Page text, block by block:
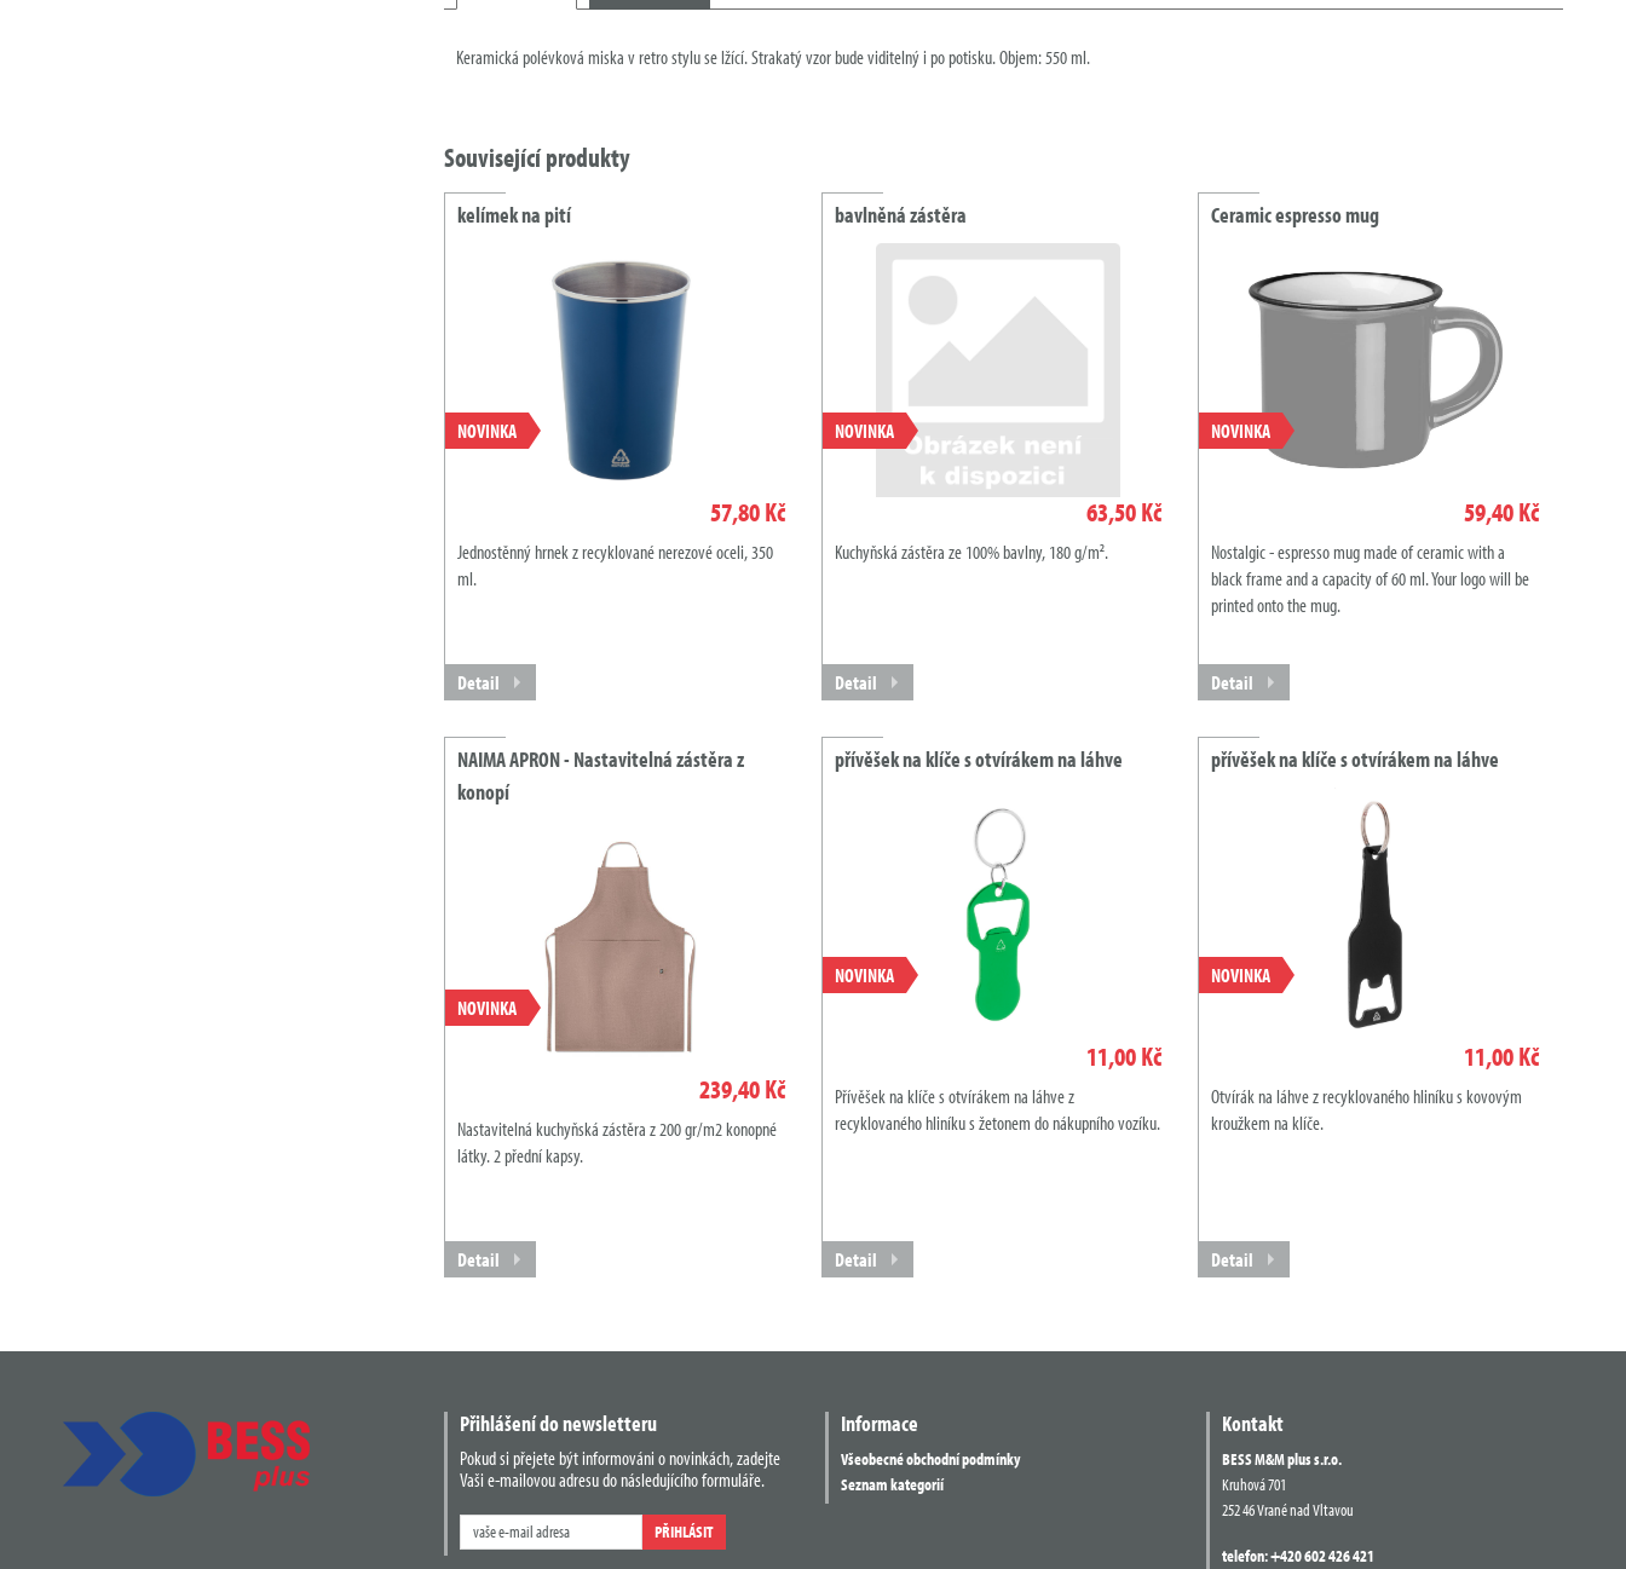
Keramická polévková miska v retro stylu se lžící. Strakatý vzor bude viditelný i po potisku. Objem: 550 ml.
Související produkty
kelímek na pití
NOVINKA
57,80 Kč
Jednostěnný hrnek z recyklované nerezové oceli, 350
ml.
Detail
bavlněná zástěra
NOVINKA
63,50 Kč
Kuchyňská zástěra ze 100% bavlny, 180 g/m².
Detail
Ceramic espresso mug
NOVINKA
59,40 Kč
Nostalgic - espresso mug made of ceramic with a
black frame and a capacity of 60 ml. Your logo will be
printed onto the mug.
Detail
NAIMA APRON - Nastavitelná zástěra z
konopí
NOVINKA
239,40 Kč
Nastavitelná kuchyňská zástěra z 200 gr/m2 konopné
látky. 2 přední kapsy.
Detail
přívěšek na klíče s otvírákem na láhve
NOVINKA
11,00 Kč
Přívěšek na klíče s otvírákem na láhve z
recyklovaného hliníku s žetonem do nákupního vozíku.
Detail
přívěšek na klíče s otvírákem na láhve
NOVINKA
11,00 Kč
Otvírák na láhve z recyklovaného hliníku s kovovým
kroužkem na klíče.
Detail
Informace
Všeobecné obchodní podmínky
Seznam kategorií
Kontakt
BESS M&M plus s.r.o.
Kruhová 701
252 46 Vrané nad Vltavou
telefon:+420 602 426 421
Přihlášení do newsletteru
Pokud si přejete být informováni o novinkách, zadejte
Vaši e-mailovou adresu do následujícího formuláře.
Zadejte
hledaný
PŘIHLÁSIT